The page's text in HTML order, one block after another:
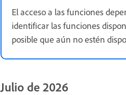
El acceso a las funciones
identificar las funciones
posible que aún no estén
Julio de 2026